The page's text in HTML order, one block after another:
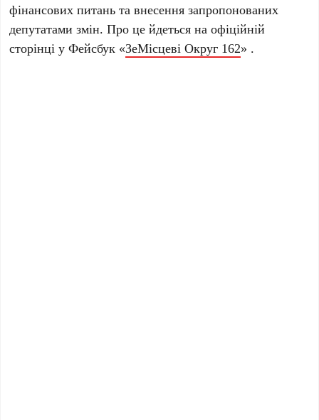
фінансових питань та внесення запропонованих
депутатами змін. Про це йдеться на офіційній
сторінці у Фейсбук «ЗеМісцеві Округ 162» .